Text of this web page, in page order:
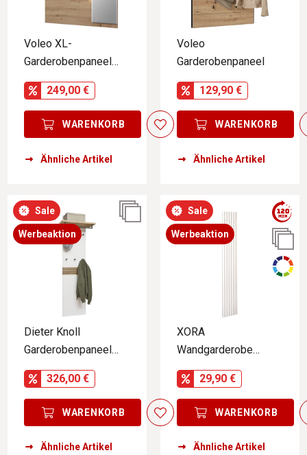
Voleo XL-
Garderobenpaneel
DETROIT
249,00 €
WARENKORB
Ähnliche Artikel
Voleo
Garderobenpaneel
129,90 €
WARENKORB
Ähnliche Artikel
Sale
Werbeaktion
Dieter Knoll
Garderobenpaneel
lang ARCO NOVA
326,00 €
WARENKORB
Ähnliche Artikel
Sale
Werbeaktion
XORA
Wandgarderobe
schmal GRACE
29,90 €
WARENKORB
Ähnliche Artikel